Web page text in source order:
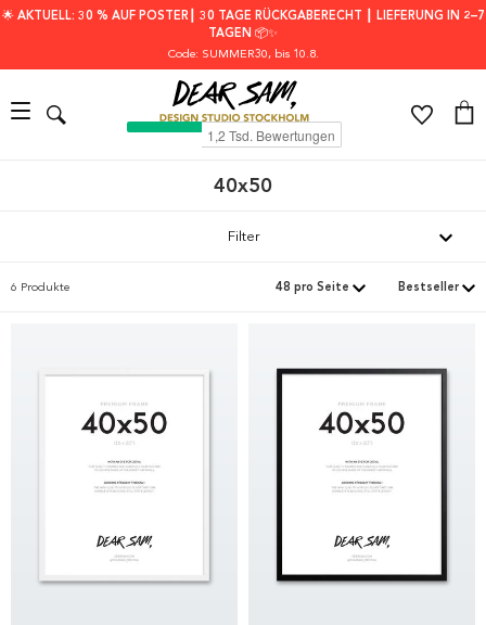
🌟 AKTUELL: 30 % AUF POSTER┃ 30 TAGE RÜCKGABERECHT ┃ LIEFERUNG IN 2–7
TAGEN 📦✨
Code: SUMMER30, bis 10.8.
40x50
Filter
6 Produkte